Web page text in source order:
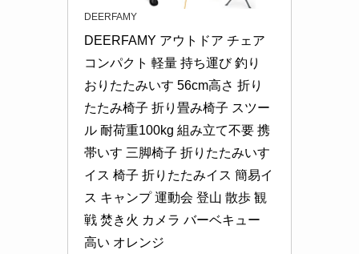
DEERFAMY
DEERFAMY アウトドア チェア
コンパクト 軽量 持ち運び 釣り
おりたたみいす 56cm高さ 折り
たたみ椅子 折り畳み椅子 スツー
ル 耐荷重100kg 組み立て不要 携
帯いす 三脚椅子 折りたたみいす
イス 椅子 折りたたみイス 簡易イ
ス キャンプ 運動会 登山 散歩 観
戦 焚き火 カメラ バーベキュー
高い オレンジ